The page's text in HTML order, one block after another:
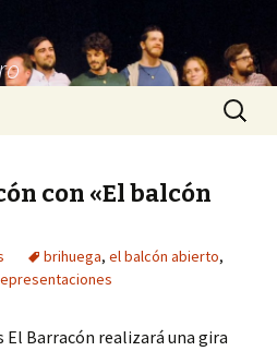
Buscar:
con «El balcón
brihuega, el balcón abierto,
Barracón realizará una gira